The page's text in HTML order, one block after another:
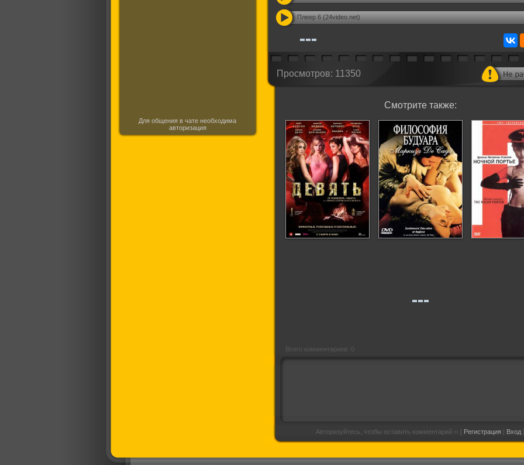
Для общения в чате необходима
авторизация
Плеер 6 (24video.net)
Просмотров: 11350
Смотрите также:
Всего комментариев: 0
Авторизуйтесь, чтобы оставить комментарий ›› [ Регистрация | Вход ]